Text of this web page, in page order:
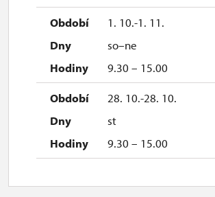
1. 10.-1. 11.
so–ne
9.30 – 15.00
28. 10.-28. 10.
st
9.30 – 15.00